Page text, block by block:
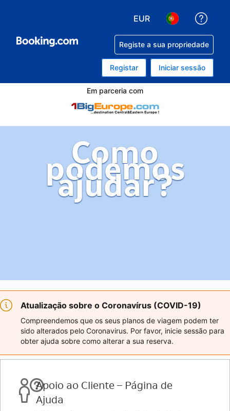
EUR
Registe a sua propriedade
Registar Iniciar sessão
Em parceria com
Como
podemos
ajudar?
Atualização sobre o Coronavírus (COVID-19)
Compreendemos que os seus planos de viagem podem ter
sido alterados pelo Coronavirus. Por favor, inicie sessão para
obter ajuda sobre como alterar a sua reserva.
Apoio ao Cliente – Página de
Ajuda